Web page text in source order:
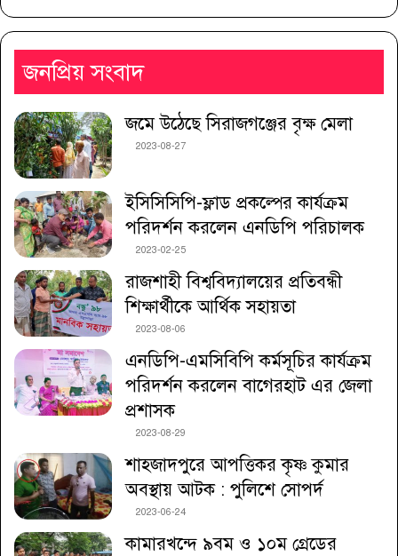
জনপ্রিয় সংবাদ
জমে উঠেছে সিরাজগঞ্জের বৃক্ষ মেলা
2023-08-27
ইসিসিসিপি-ফ্লাড প্রকল্পের কার্যক্রম
পরিদর্শন করলেন এনডিপি পরিচালক
2023-02-25
রাজশাহী বিশ্ববিদ্যালয়ের প্রতিবন্ধী
শিক্ষার্থীকে আর্থিক সহায়তা
2023-08-06
এনডিপি-এমসিবিপি কর্মসূচির কার্যক্রম
পরিদর্শন করলেন বাগেরহাট এর জেলা
প্রশাসক
2023-08-29
শাহজাদপুরে আপত্তিকর কৃষ্ণ কুমার
অবস্থায় আটক : পুলিশে সোপর্দ
2023-06-24
কামারখন্দে ৯বম ও ১০ম গ্রেডের